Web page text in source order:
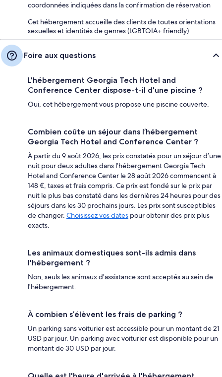
coordonnées indiquées dans la confirmation de réservation
Cet hébergement accueille des clients de toutes orientations
sexuelles et identités de genres (LGBTQIA+ friendly)
Foire aux questions
L'hébergement Georgia Tech Hotel and
Conference Center dispose-t-il d'une piscine ?
Oui, cet hébergement vous propose une piscine couverte.
Combien coûte un séjour dans l’hébergement
Georgia Tech Hotel and Conference Center ?
À partir du 9 août 2026, les prix constatés pour un séjour d’une
nuit pour deux adultes dans l’hébergement Georgia Tech
Hotel and Conference Center le 28 août 2026 commencent à
148 €, taxes et frais compris. Ce prix est fondé sur le prix par
nuit le plus bas constaté dans les dernières 24 heures pour des
séjours dans les 30 prochains jours. Les prix sont susceptibles
de changer. Choisissez vos dates pour obtenir des prix plus
exacts.
Les animaux domestiques sont-ils admis dans
l'hébergement ?
Non, seuls les animaux d'assistance sont acceptés au sein de
l'hébergement.
À combien s’élèvent les frais de parking ?
Un parking sans voiturier est accessible pour un montant de 21
USD par jour. Un parking avec voiturier est disponible pour un
montant de 30 USD par jour.